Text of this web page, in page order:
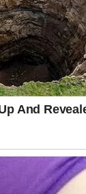
koja im
ali danas reči
vam govori
rešava
posmatra